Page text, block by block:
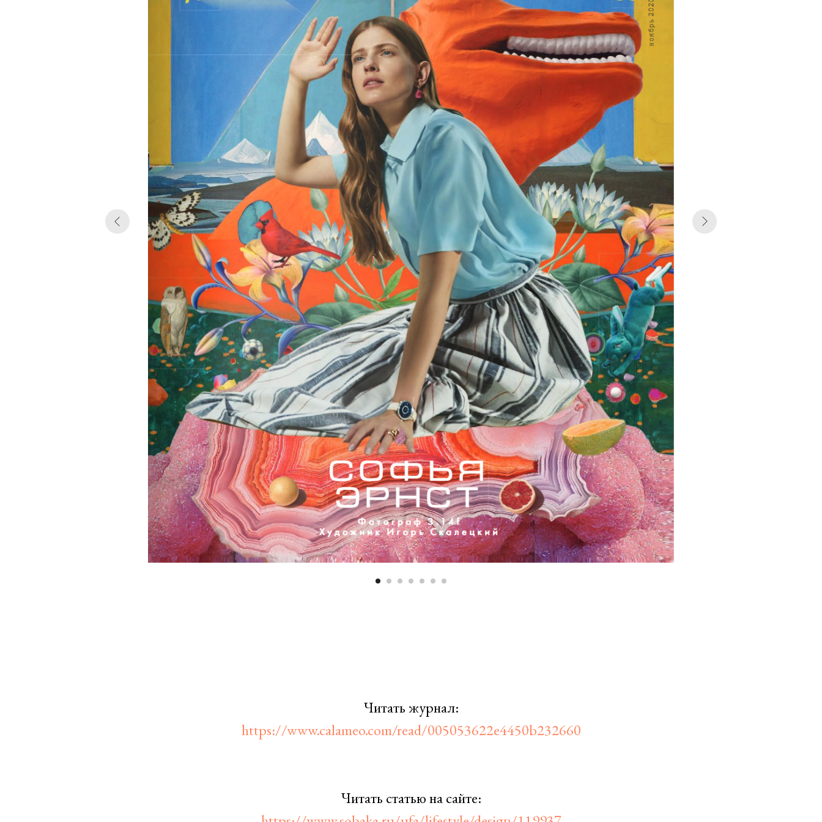
Читать журнал:
https://www.calameo.com/read/005053622e4450b232660
Читать статью на сайте: